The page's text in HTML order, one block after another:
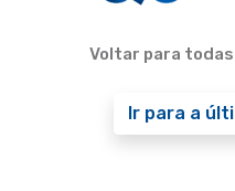
Voltar para
Ir para a